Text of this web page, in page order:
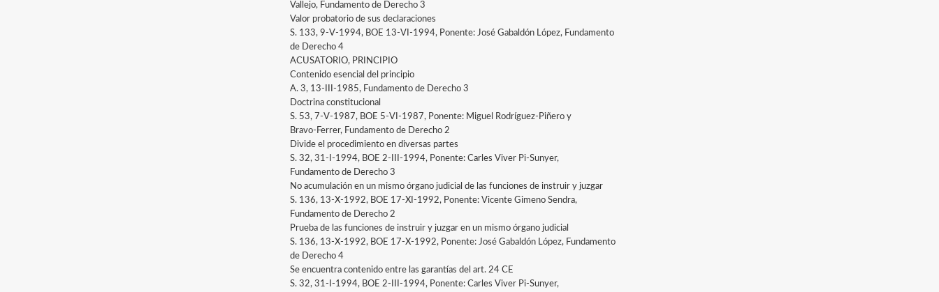
Vallejo, Fundamento de Derecho 3
Valor probatorio de sus declaraciones
S. 133, 9-V-1994, BOE 13-VI-1994, Ponente: José Gabaldón López, Fundamento
de Derecho 4
ACUSATORIO, PRINCIPIO
Contenido esencial del principio
A. 3, 13-III-1985, Fundamento de Derecho 3
Doctrina constitucional
S. 53, 7-V-1987, BOE 5-VI-1987, Ponente: Miguel Rodríguez-Piñero y
Bravo-Ferrer, Fundamento de Derecho 2
Divide el procedimiento en diversas partes
S. 32, 31-I-1994, BOE 2-III-1994, Ponente: Carles Viver Pi-Sunyer,
Fundamento de Derecho 3
No acumulación en un mismo órgano judicial de las funciones de instruir y juzgar
S. 136, 13-X-1992, BOE 17-XI-1992, Ponente: Vicente Gimeno Sendra,
Fundamento de Derecho 2
Prueba de las funciones de instruir y juzgar en un mismo órgano judicial
S. 136, 13-X-1992, BOE 17-X-1992, Ponente: José Gabaldón López, Fundamento
de Derecho 4
Se encuentra contenido entre las garantías del art. 24 CE
S. 32, 31-I-1994, BOE 2-III-1994, Ponente: Carles Viver Pi-Sunyer,